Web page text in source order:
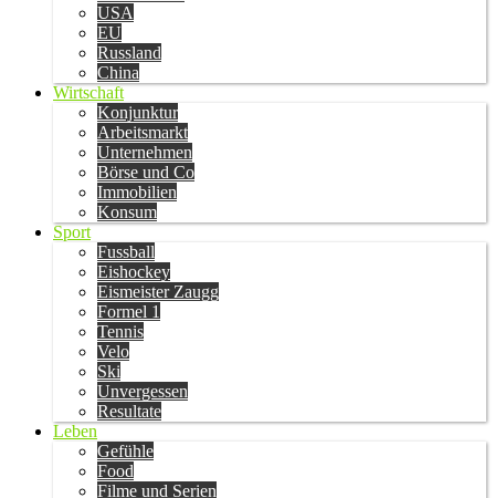
USA
EU
Russland
China
Wirtschaft
Konjunktur
Arbeitsmarkt
Unternehmen
Börse und Co
Immobilien
Konsum
Sport
Fussball
Eishockey
Eismeister Zaugg
Formel 1
Tennis
Velo
Ski
Unvergessen
Resultate
Leben
Gefühle
Food
Filme und Serien